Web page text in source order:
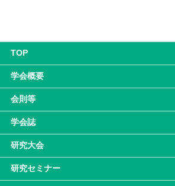
TOP
学会概要
会則等
学会誌
研究大会
研究セミナー